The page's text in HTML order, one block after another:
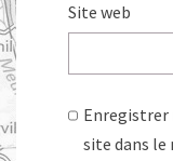
Site web
site dans le